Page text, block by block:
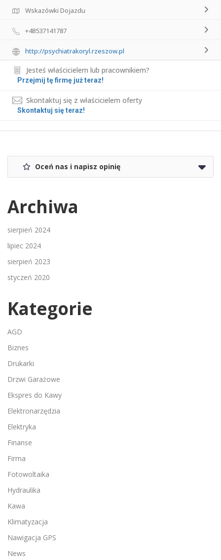
Wskazówki Dojazdu
+48537141787
http://psychiatrakoryl.rzeszow.pl
Jesteś właścicielem lub pracownikiem?
Przejmij tę firmę już teraz!
Skontaktuj się z właścicielem oferty
Skontaktuj się teraz!
Oceń nas i napisz opinię
Archiwa
sierpień 2024
lipiec 2024
sierpień 2023
styczeń 2020
Kategorie
AGD
Biznes
Drukarki
Drzwi Garażowe
Ekspres do Kawy
Elektronarzędzia
Elektryka
Finanse
Firma
Fotowoltaika
Hydraulika
Kawa
Klimatyzacja
Nawigacja GPS
News